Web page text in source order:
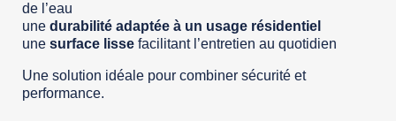
de l’eau
une durabilité adaptée à un usage résidentiel
une surface lisse facilitant l’entretien au quotidien
Une solution idéale pour combiner sécurité et
performance.